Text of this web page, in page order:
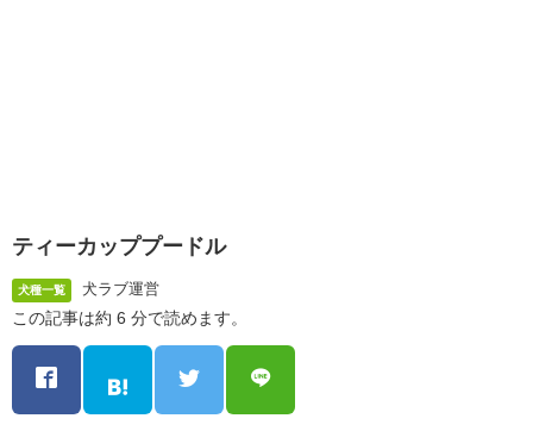
ティーカッププードル
犬種一覧 犬ラブ運営
この記事は約 6 分で読めます。